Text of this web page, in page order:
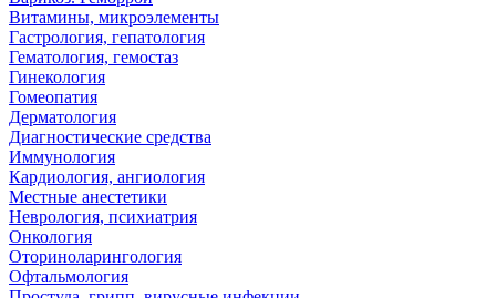
Витамины, микроэлементы
Гастрология, гепатология
Гематология, гемостаз
Гинекология
Гомеопатия
Дерматология
Диагностические средства
Иммунология
Кардиология, ангиология
Местные анестетики
Неврология, психиатрия
Онкология
Оториноларингология
Офтальмология